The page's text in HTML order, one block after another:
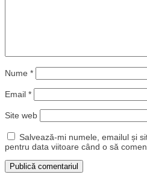
Nume *
Email *
Site web
Salvează-mi numele, emailul și
pentru data viitoare când o să